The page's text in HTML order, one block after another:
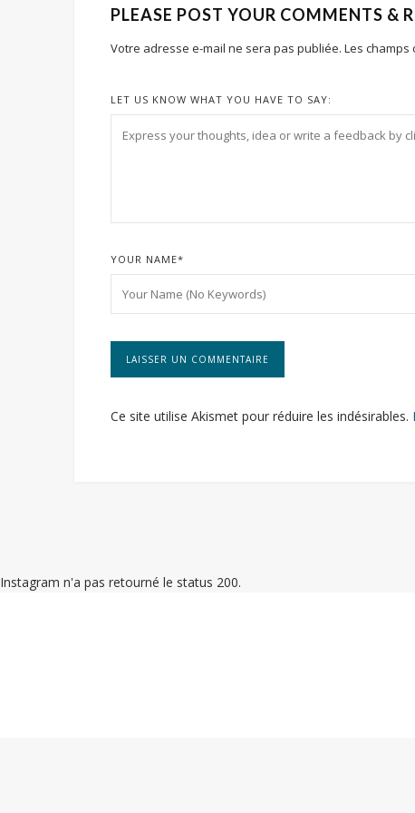
PLEASE POST YOUR COMMENTS &
Votre adresse e-mail ne sera pas publiée. Les
LET US KNOW WHAT YOU HAVE TO SAY:
YOUR NAME*
Ce site utilise Akismet pour réduire les indésirables.
Instagram n'a pas retourné le status 200.